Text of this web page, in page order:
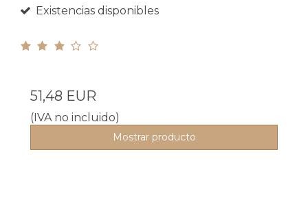
Existencias disponibles
51,48 EUR
(IVA no incluido)
Mostrar producto